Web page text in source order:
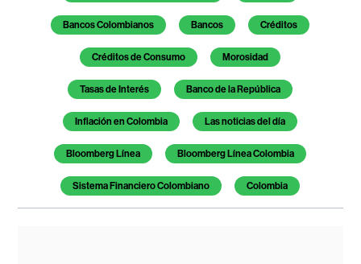
Bancos Colombianos Bancos Créditos
Créditos de Consumo Morosidad
Tasas de Interés Banco de la República
Inflación en Colombia Las noticias del día
Bloomberg Línea Bloomberg Línea Colombia
Sistema Financiero Colombiano Colombia